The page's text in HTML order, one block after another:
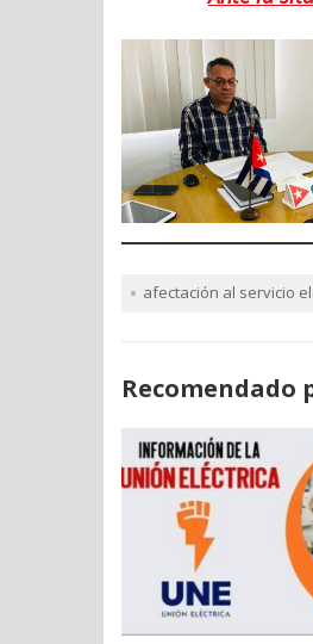
afectación al servicio
Recomendado